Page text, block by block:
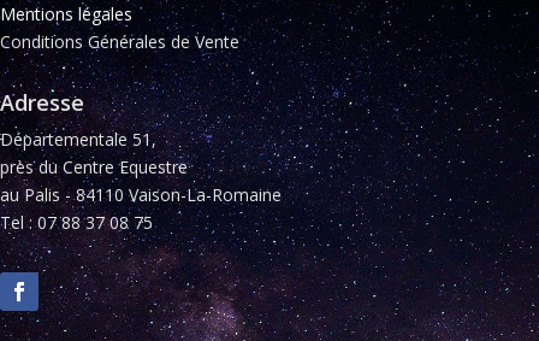
Mentions légales
Conditions Générales de Vente
Adresse
Départementale 51,
près du Centre Equestre
au Palis - 84110 Vaison-La-Romaine
Tel : 07 88 37 08 75